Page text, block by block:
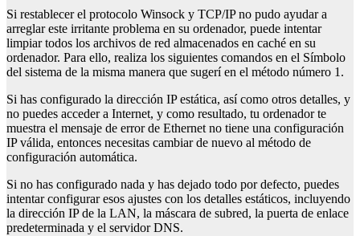
Si restablecer el protocolo Winsock y TCP/IP no pudo ayudar a
arreglar este irritante problema en su ordenador, puede intentar
limpiar todos los archivos de red almacenados en caché en su
ordenador. Para ello, realiza los siguientes comandos en el Símbolo
del sistema de la misma manera que sugerí en el método número 1.
Si has configurado la dirección IP estática, así como otros detalles, y
no puedes acceder a Internet, y como resultado, tu ordenador te
muestra el mensaje de error de Ethernet no tiene una configuración
IP válida, entonces necesitas cambiar de nuevo al método de
configuración automática.
Si no has configurado nada y has dejado todo por defecto, puedes
intentar configurar esos ajustes con los detalles estáticos, incluyendo
la dirección IP de la LAN, la máscara de subred, la puerta de enlace
predeterminada y el servidor DNS.